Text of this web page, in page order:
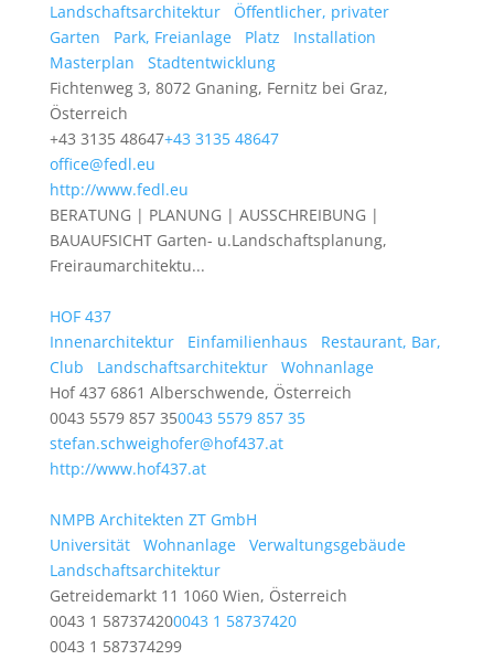
Landschaftsarchitektur
Öffentlicher, privater
Garten
Park, Freianlage Platz
Installation
Masterplan
Stadtentwicklung
Fichtenweg 3, 8072 Gnaning, Fernitz bei Graz,
Österreich
+43 3135 48647+43 3135 48647
office@fedl.eu
http://www.fedl.eu
BERATUNG | PLANUNG | AUSSCHREIBUNG |
BAUAUFSICHT Garten- u.Landschaftsplanung,
Freiraumarchitektu...
HOF 437
Innenarchitektur
Einfamilienhaus
Restaurant, Bar,
Club
Landschaftsarchitektur
Wohnanlage
Hof 437 6861 Alberschwende, Österreich
0043 5579 857 350043 5579 857 35
stefan.schweighofer@hof437.at
http://www.hof437.at
NMPB Architekten ZT GmbH
Universität
Wohnanlage
Verwaltungsgebäude
Landschaftsarchitektur
Getreidemarkt 11 1060 Wien, Österreich
0043 1 587374200043 1 58737420
0043 1 587374299